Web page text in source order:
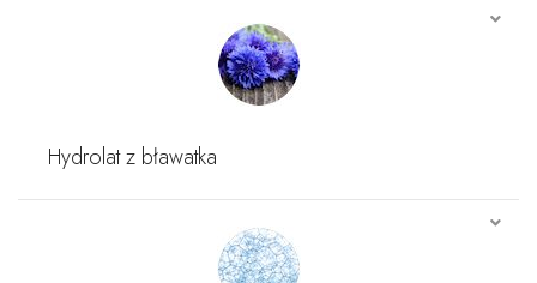
Hydrolat z bławatka